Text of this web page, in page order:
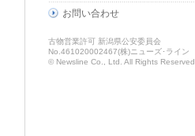
お問い合わせ
古物営業許可 新潟県公安委員会
No.461020002467(株)ニューズ･ライン
© Newsline Co., Ltd. All Rights Reserved.